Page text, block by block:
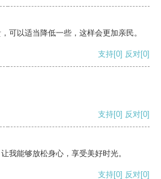
可以适当降低一些，这样会更加亲民。
支持[0] 反对[0]
支持[0] 反对[0]
我能够放松身心，享受美好时光。
支持[0] 反对[0]